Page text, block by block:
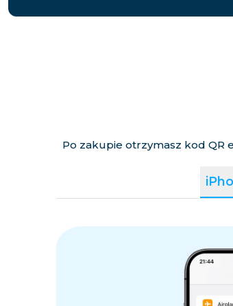
Po zakupie otrzymasz kod QR